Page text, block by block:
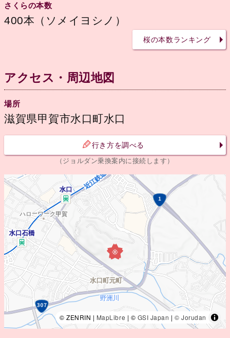
さくらの本数
400本（ソメイヨシノ）
桜の本数ランキング
アクセス・周辺地図
場所
滋賀県甲賀市水口町水口
行き方を調べる
（ジョルダン乗換案内に接続します）
© ZENRIN | MapLibre | © GSI Japan |© Jorudan